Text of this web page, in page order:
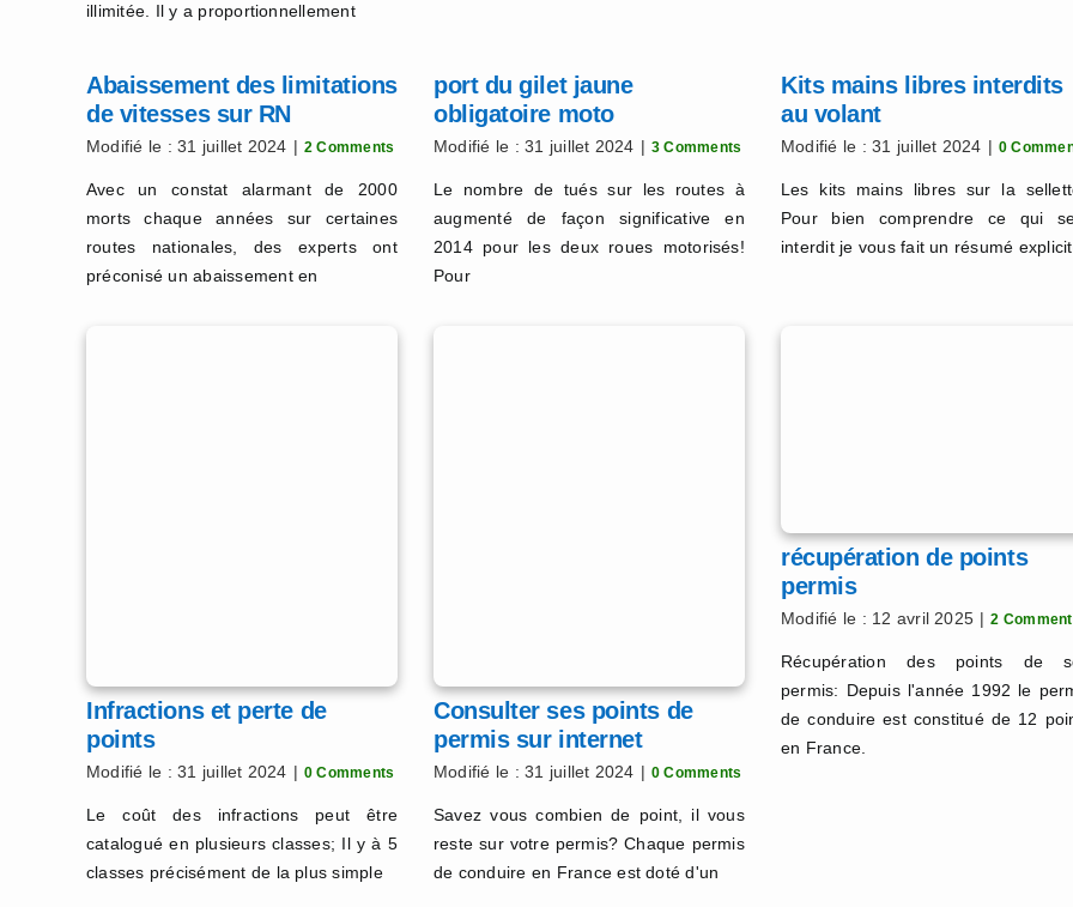
illimitée. Il y a proportionnellement
Abaissement des limitations
de vitesses sur RN
Modifié le : 31 juillet 2024 | 2 Comments
Avec un constat alarmant de 2000
morts chaque années sur certaines
routes nationales, des experts ont
préconisé un abaissement en
port du gilet jaune
obligatoire moto
Modifié le : 31 juillet 2024 | 3 Comments
Le nombre de tués sur les routes à
augmenté de façon significative en
2014 pour les deux roues motorisés!
Pour
Kits mains libres interdits
au volant
Modifié le : 31 juillet 2024 | 0
Les kits mains libres sur la
Pour bien comprendre ce qui
interdit je vous fait un résumé
Infractions et perte de
points
Modifié le : 31 juillet 2024 | 0 Comments
Le coût des infractions peut être
catalogué en plusieurs classes; Il y à 5
classes précisément de la plus simple
Consulter ses points de
permis sur internet
Modifié le : 31 juillet 2024 | 0 Comments
Savez vous combien de point, il vous
reste sur votre permis? Chaque permis
de conduire en France est doté d'un
récupération de points
permis
Modifié le : 12 avril 2025 | 2
Récupération des points de
permis: Depuis l'année 1992 le
de conduire est constitué de 12
en France.